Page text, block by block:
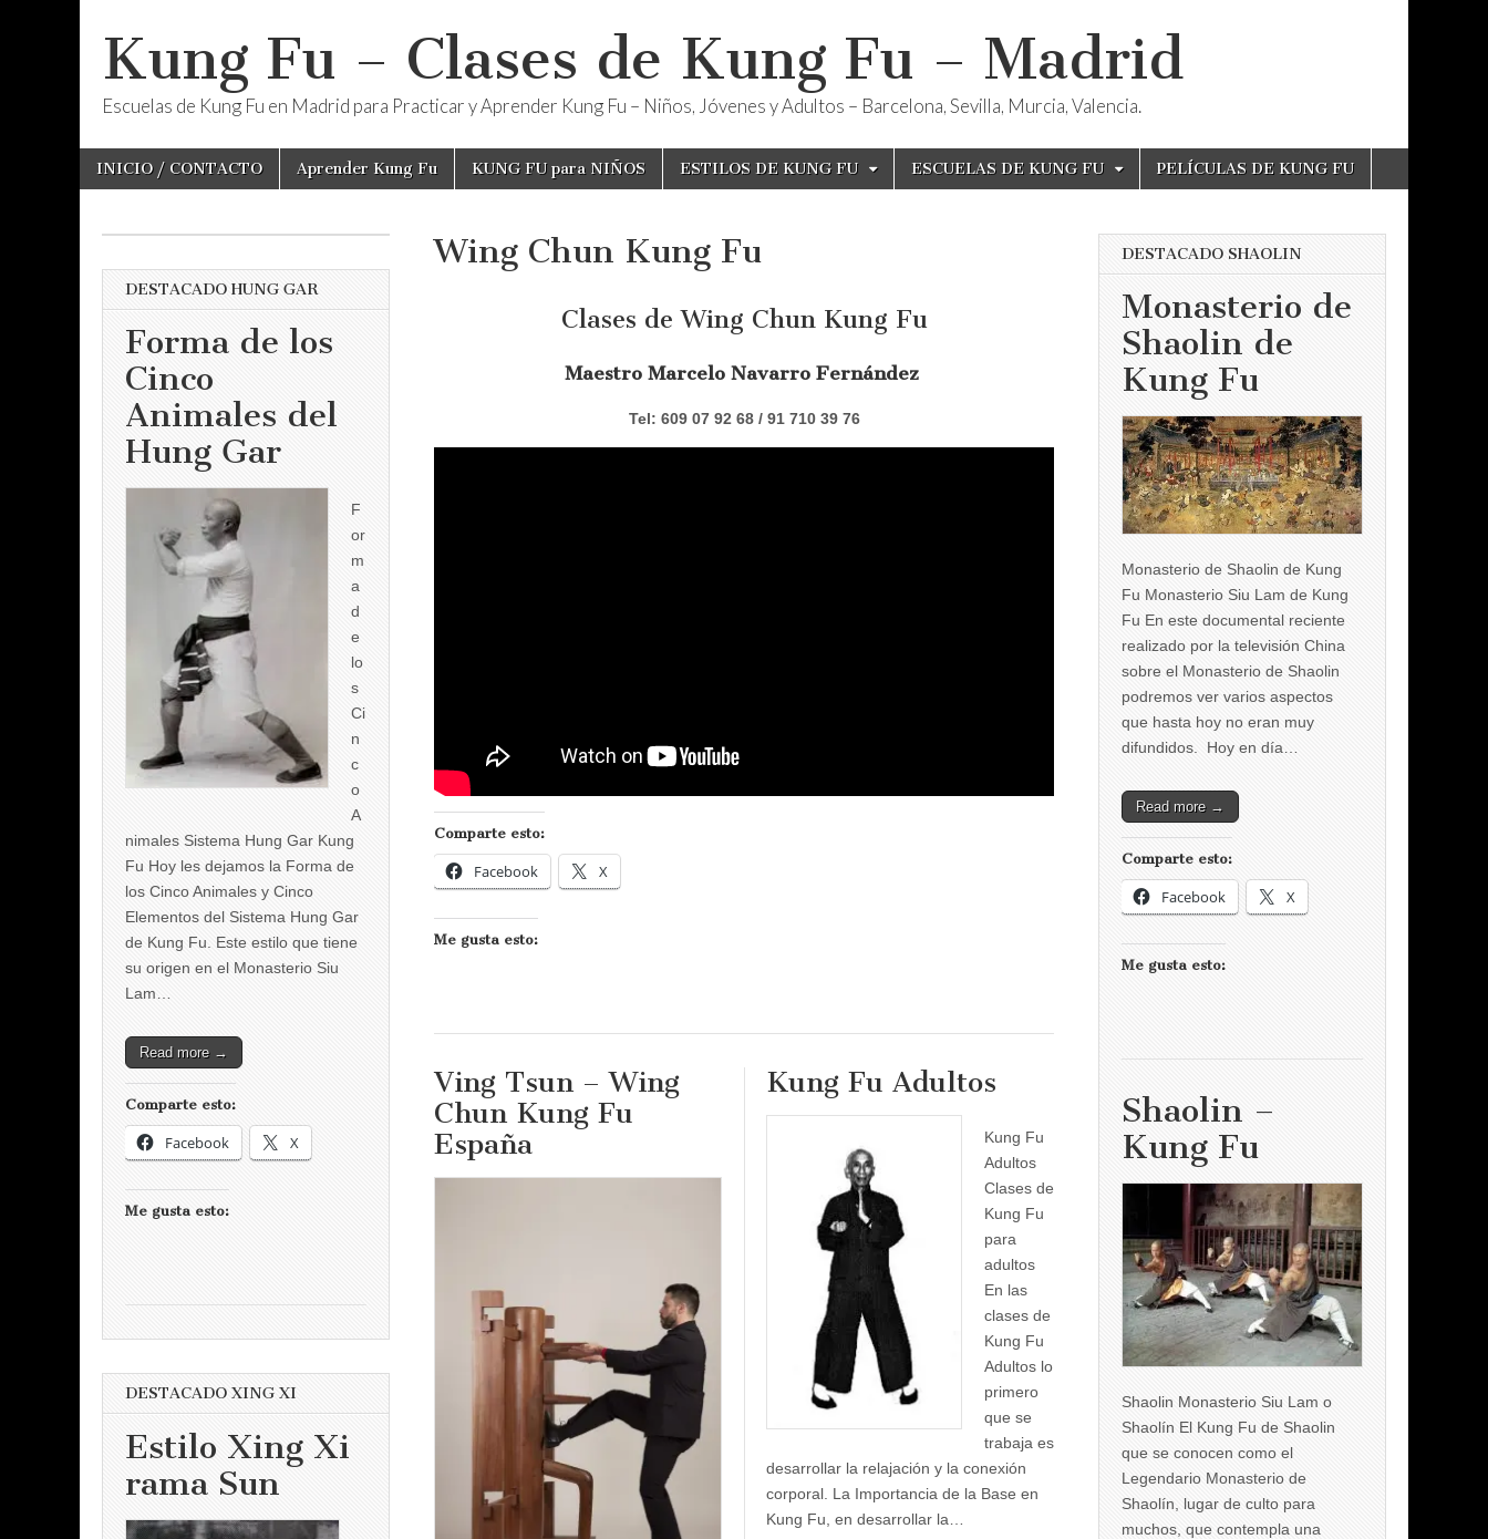
Kung Fu – Clases de Kung Fu – Madrid
Escuelas de Kung Fu en Madrid para Practicar y Aprender Kung Fu – Niños, Jóvenes y Adultos – Barcelona, Sevilla, Murcia, Valencia.
Main
menu
Skip
INICIO / CONTACTO Aprender Kung Fu KUNG FU para NIÑOS ESTILOS DE KUNG FU ESCUELAS DE KUNG FU PELÍCULAS DE KUNG FU
Wing Chun Kung Fu
Clases de Wing Chun Kung Fu
Maestro Marcelo Navarro Fernández
Tel: 609 07 92 68 / 91 710 39 76
Comparte esto:
Facebook X
Me gusta esto:
Ving Tsun – Wing
Chun Kung Fu
España
Kung Fu Adultos
Kung Fu
Adultos
Clases de
Kung Fu
para
adultos
En las
clases de
Kung Fu
Adultos lo
primero
que se
trabaja es
desarrollar la relajación y la conexión
corporal. La Importancia de la Base en
Kung Fu, en desarrollar la…
DESTACADO HUNG GAR
Forma de los
Cinco
Animales del
Hung Gar
F
or
m
a
d
e
lo
s
Ci
n
c
o
A
nimales Sistema Hung Gar Kung
Fu Hoy les dejamos la Forma de
los Cinco Animales y Cinco
Elementos del Sistema Hung Gar
de Kung Fu. Este estilo que tiene
su origen en el Monasterio Siu
Lam…
Read more →
Comparte esto:
Facebook X
Me gusta esto:
DESTACADO XING XI
Estilo Xing Xi
rama Sun
DESTACADO SHAOLIN
Monasterio de
Shaolin de
Kung Fu
Monasterio de Shaolin de Kung
Fu Monasterio Siu Lam de Kung
Fu En este documental reciente
realizado por la televisión China
sobre el Monasterio de Shaolin
podremos ver varios aspectos
que hasta hoy no eran muy
difundidos. Hoy en día…
Read more →
Comparte esto:
Facebook X
Me gusta esto:
Shaolin –
Kung Fu
Shaolin Monasterio Siu Lam o
Shaolín El Kung Fu de Shaolin
que se conocen como el
Legendario Monasterio de
Shaolín, lugar de culto para
muchos, que contempla una